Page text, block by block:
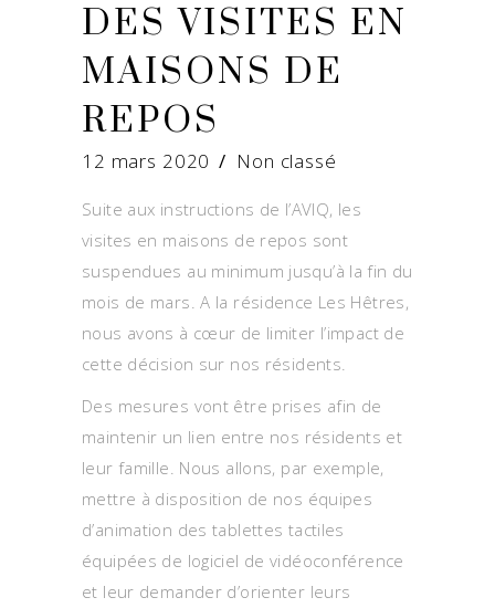
DES VISITES EN
MAISONS DE
REPOS
12 mars 2020 Non classé
Suite aux instructions de l’AVIQ, les
visites en maisons de repos sont
suspendues au minimum jusqu’à la fin du
mois de mars. A la résidence Les Hêtres,
nous avons à cœur de limiter l’impact de
cette décision sur nos résidents.
Des mesures vont être prises afin de
maintenir un lien entre nos résidents et
leur famille. Nous allons, par exemple,
mettre à disposition de nos équipes
d’animation des tablettes tactiles
équipées de logiciel de vidéoconférence
et leur demander d’orienter leurs